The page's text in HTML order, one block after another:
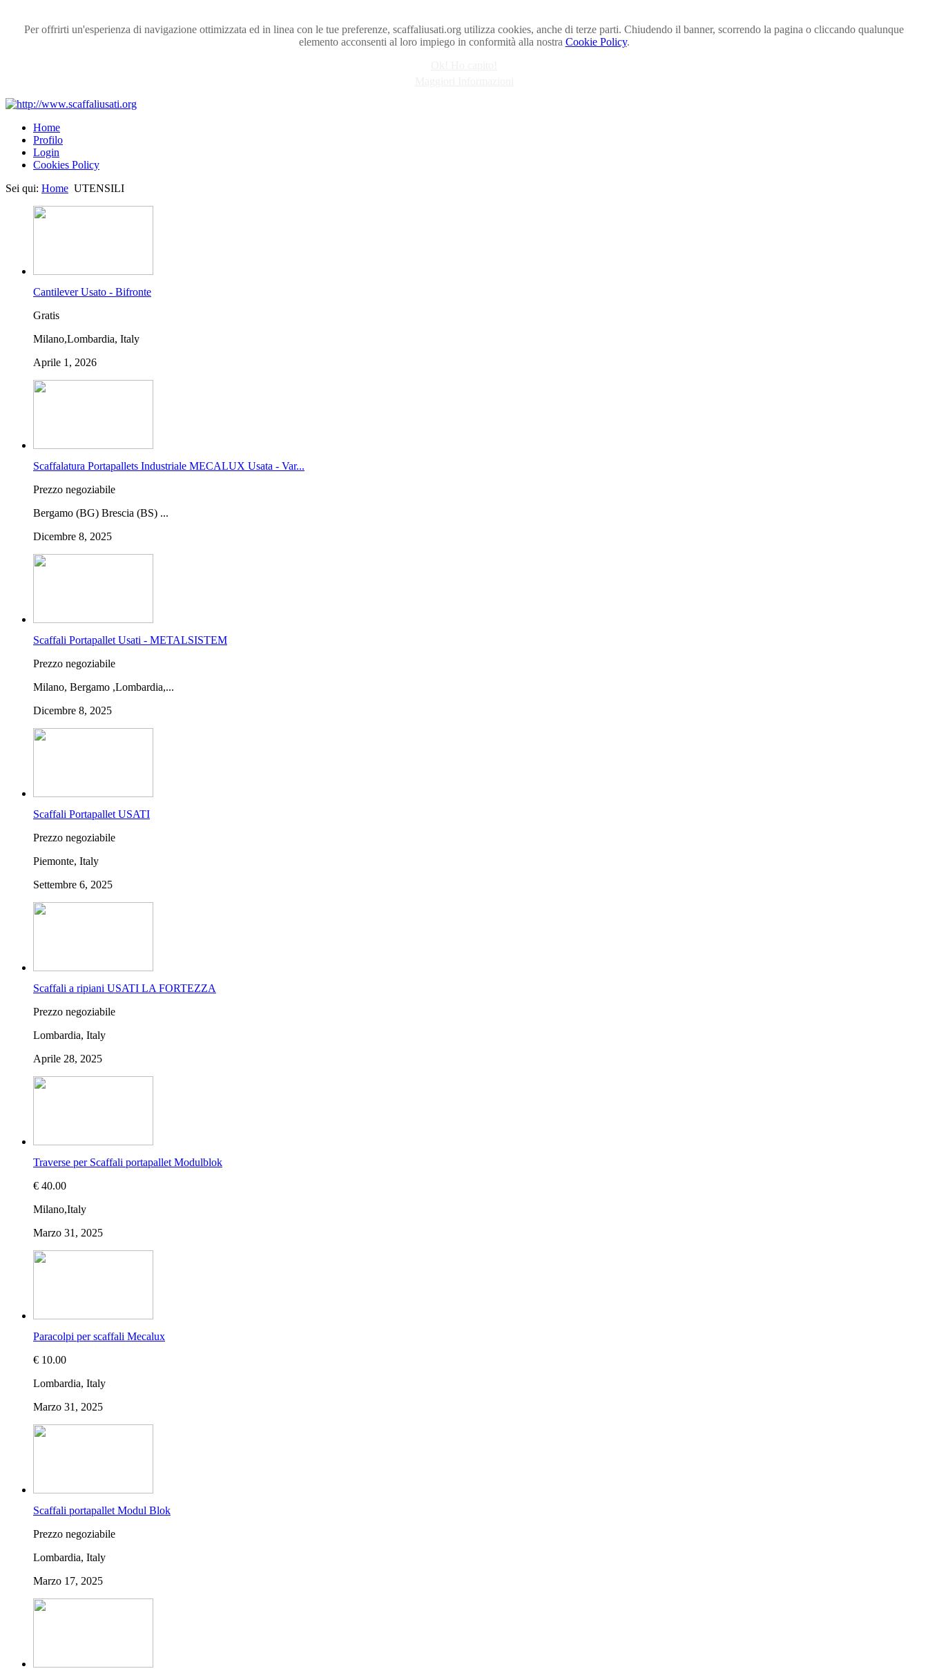
Per offrirti un'esperienza di navigazione ottimizzata ed in linea con le tue preferenze, scaffaliusati.org utilizza cookies, anche di terze parti. Chiudendo il banner, scorrendo la pagina o cliccando qualunque
elemento acconsenti al loro impiego in conformità alla nostra Cookie Policy.
Home
Profilo
Login
Cookies Policy
Sei qui: Home UTENSILI
Cantilever Usato - Bifronte
Gratis
Milano,Lombardia, Italy
Aprile 1, 2026
Scaffalatura Portapallets Industriale MECALUX Usata - Var...
Prezzo negoziabile
Bergamo (BG) Brescia (BS) ...
Dicembre 8, 2025
Scaffali Portapallet Usati - METALSISTEM
Prezzo negoziabile
Milano, Bergamo ,Lombardia,...
Dicembre 8, 2025
Scaffali Portapallet USATI
Prezzo negoziabile
Piemonte, Italy
Settembre 6, 2025
Scaffali a ripiani USATI LA FORTEZZA
Prezzo negoziabile
Lombardia, Italy
Aprile 28, 2025
Traverse per Scaffali portapallet Modulblok
€ 40.00
Milano,Italy
Marzo 31, 2025
Paracolpi per scaffali Mecalux
€ 10.00
Lombardia, Italy
Marzo 31, 2025
Scaffali portapallet Modul Blok
Prezzo negoziabile
Lombardia, Italy
Marzo 17, 2025